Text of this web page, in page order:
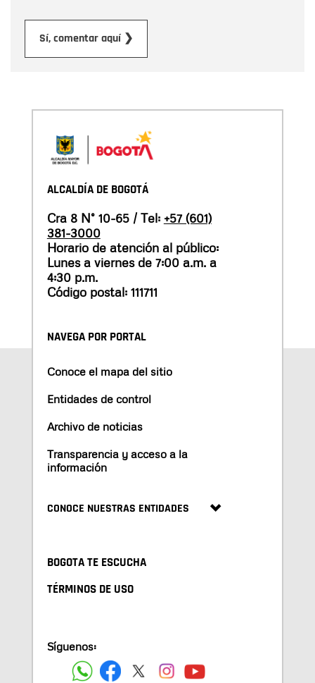
Sí, comentar aquí ❯
ALCALDÍA DE BOGOTÁ
Cra 8 N° 10-65 / Tel: +57 (601)
381-3000
Horario de atención al público:
Lunes a viernes de 7:00 a.m. a
4:30 p.m.
Código postal: 111711
NAVEGA POR PORTAL
Conoce el mapa del sitio
Entidades de control
Archivo de noticias
Transparencia y acceso a la
información
CONOCE NUESTRAS ENTIDADES
BOGOTA TE ESCUCHA
TÉRMINOS DE USO
Síguenos: